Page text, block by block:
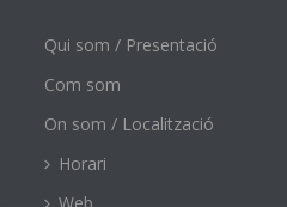
Qui som / Presentació
Com som
On som / Localització
Horari